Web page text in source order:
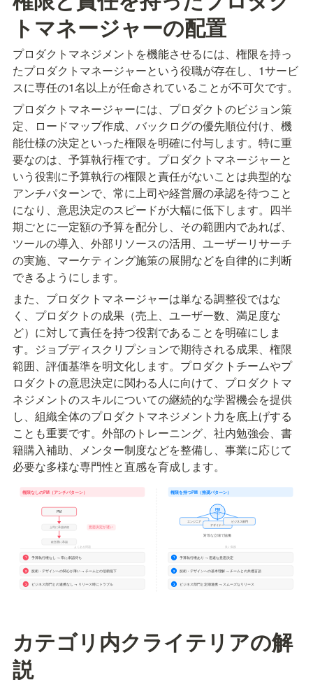
トマネージャーの配置
プロダクトマネジメントを機能させるには、権限を持っ
たプロダクトマネージャーという役職が存在し、1サービ
スに専任の1名以上が任命されていることが不可欠です。
プロダクトマネージャーには、プロダクトのビジョン策
定、ロードマップ作成、バックログの優先順位付け、機
能仕様の決定といった権限を明確に付与します。特に重
要なのは、予算執行権です。プロダクトマネージャーと
いう役割に予算執行の権限と責任がないことは典型的な
アンチパターンで、常に上司や経営層の承認を待つこと
になり、意思決定のスピードが大幅に低下します。四半
期ごとに一定額の予算を配分し、その範囲内であれば、
ツールの導入、外部リソースの活用、ユーザーリサーチ
の実施、マーケティング施策の展開などを自律的に判断
できるようにします。
また、プロダクトマネージャーは単なる調整役ではな
く、プロダクトの成果（売上、ユーザー数、満足度な
ど）に対して責任を持つ役割であることを明確にしま
す。ジョブディスクリプションで期待される成果、権限
範囲、評価基準を明文化します。プロダクトチームやプ
ロダクトの意思決定に関わる人に向けて、プロダクトマ
ネジメントのスキルについての継続的な学習機会を提供
し、組織全体のプロダクトマネジメント力を底上げする
ことも重要です。外部のトレーニング、社内勉強会、書
籍購入補助、メンター制度などを整備し、事業に応じて
必要な多様な専門性と直感を育成します。
カテゴリ内クライテリアの解
説